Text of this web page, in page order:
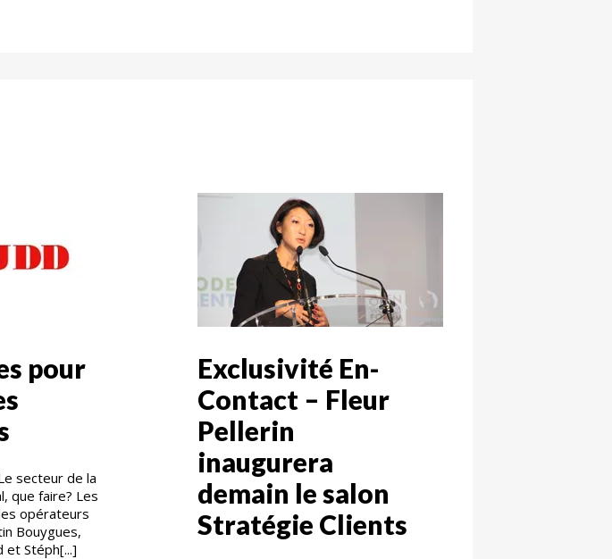
pour
secteur de la
que faire? Les
opérateurs
Bouygues,
et Stéph[...]
Exclusivité En-
Contact – Fleur
Pellerin
inaugurera
demain le salon
Stratégie Clients